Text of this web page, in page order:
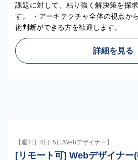
課題に対して、粘り強く解決策を探
す。 ・アーキテクチャ全体の視点か
術判断ができる方を歓迎します。
詳細を見る
【週3日･4日･5日/Webデザイナー】
[リモート可] Webデザイナー